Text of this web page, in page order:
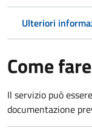
Ulteriori
Come fare
Il servizio può
documentazione